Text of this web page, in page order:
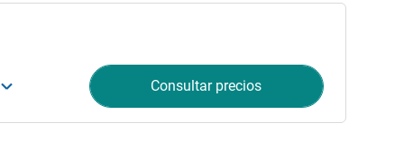
Consultar precios